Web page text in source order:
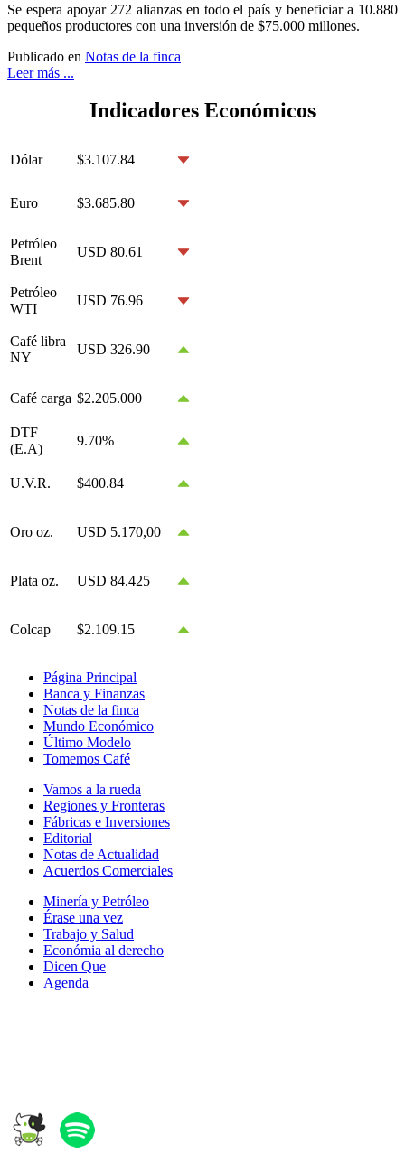
Se espera apoyar 272 alianzas en todo el país y beneficiar a 10.880
pequeños productores con una inversión de $75.000 millones.
Publicado en Notas de la finca
Leer más ...
Indicadores Económicos
Dólar $3.107.84
Euro $3.685.80
Petróleo
Brent
USD 80.61
Petróleo
WTI
USD 76.96
Café libra
NY
USD 326.90
Café carga $2.205.000
DTF
(E.A)
9.70%
U.V.R. $400.84
Oro oz. USD 5.170,00
Plata oz. USD 84.425
Colcap $2.109.15
Página Principal
Banca y Finanzas
Notas de la finca
Mundo Económico
Último Modelo
Tomemos Café
Vamos a la rueda
Regiones y Fronteras
Fábricas e Inversiones
Editorial
Notas de Actualidad
Acuerdos Comerciales
Minería y Petróleo
Érase una vez
Trabajo y Salud
Económia al derecho
Dicen Que
Agenda